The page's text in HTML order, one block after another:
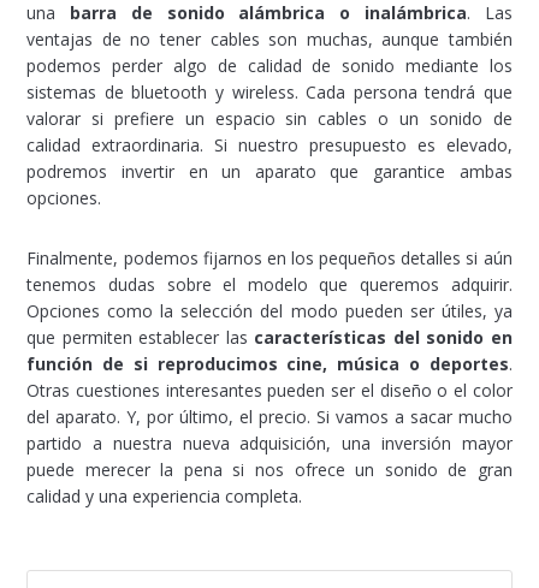
una barra de sonido alámbrica o inalámbrica. Las
ventajas de no tener cables son muchas, aunque también
podemos perder algo de calidad de sonido mediante los
sistemas de bluetooth y wireless. Cada persona tendrá que
valorar si prefiere un espacio sin cables o un sonido de
calidad extraordinaria. Si nuestro presupuesto es elevado,
podremos invertir en un aparato que garantice ambas
opciones.
Finalmente, podemos fijarnos en los pequeños detalles si aún
tenemos dudas sobre el modelo que queremos adquirir.
Opciones como la selección del modo pueden ser útiles, ya
que permiten establecer las características del sonido en
función de si reproducimos cine, música o deportes.
Otras cuestiones interesantes pueden ser el diseño o el color
del aparato. Y, por último, el precio. Si vamos a sacar mucho
partido a nuestra nueva adquisición, una inversión mayor
puede merecer la pena si nos ofrece un sonido de gran
calidad y una experiencia completa.